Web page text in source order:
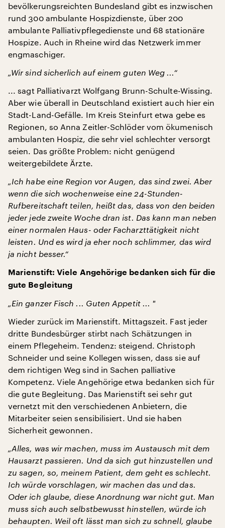
bevölkerungsreichten Bundesland gibt es inzwischen
rund 300 ambulante Hospizdienste, über 200
ambulante Palliativpflegedienste und 68 stationäre
Hospize. Auch in Rheine wird das Netzwerk immer
engmaschiger.
„Wir sind sicherlich auf einem guten Weg ...“
... sagt Palliativarzt Wolfgang Brunn-Schulte-Wissing.
Aber wie überall in Deutschland existiert auch hier ein
Stadt-Land-Gefälle. Im Kreis Steinfurt etwa gebe es
Regionen, so Anna Zeitler-Schlöder vom ökumenisch
ambulanten Hospiz, die sehr viel schlechter versorgt
seien. Das größte Problem: nicht genügend
weitergebildete Ärzte.
„Ich habe eine Region vor Augen, das sind zwei. Aber
wenn die sich wochenweise eine 24-Stunden-
Rufbereitschaft teilen, heißt das, dass von den beiden
jeder jede zweite Woche dran ist. Das kann man neben
einer normalen Haus- oder Facharzttätigkeit nicht
leisten. Und es wird ja eher noch schlimmer, das wird
ja nicht besser.“
Marienstift: Viele Angehörige bedanken sich für die
gute Begleitung
„Ein ganzer Fisch ... Guten Appetit ... "
Wieder zurück im Marienstift. Mittagszeit. Fast jeder
dritte Bundesbürger stirbt nach Schätzungen in
einem Pflegeheim. Tendenz: steigend. Christoph
Schneider und seine Kollegen wissen, dass sie auf
dem richtigen Weg sind in Sachen palliative
Kompetenz. Viele Angehörige etwa bedanken sich für
die gute Begleitung. Das Marienstift sei sehr gut
vernetzt mit den verschiedenen Anbietern, die
Mitarbeiter seien sensibilisiert. Und sie haben
Sicherheit gewonnen.
„Alles, was wir machen, muss im Austausch mit dem
Hausarzt passieren. Und da sich gut hinzustellen und
zu sagen, so, meinem Patient, dem geht es schlecht.
Ich würde vorschlagen, wir machen das und das.
Oder ich glaube, diese Anordnung war nicht gut. Man
muss sich auch selbstbewusst hinstellen, würde ich
behaupten. Weil oft lässt man sich zu schnell, glaube